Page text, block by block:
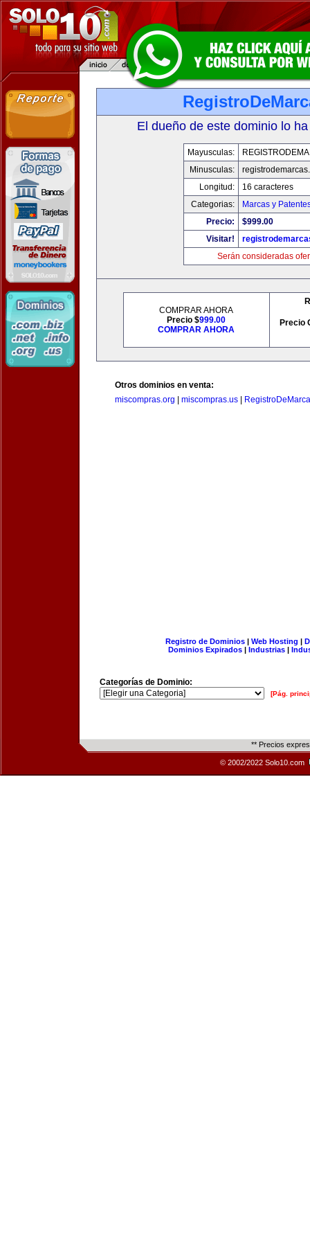
El dueño de este dominio lo
Mayusculas:
Minusculas:
Longitud:
16 caracteres
Categorias:
Marcas y
Precio:
$999.00
Visitar!
Serán consideradas
COMPRAR AHORA
Precio $999.00
COMPRAR AHORA
Precio
Otros dominios en venta:
miscompras.org
miscompras.us
Registro de Dominios| Web Hosting |
Dominios Expirados | Industrias |
Categorías de Dominio:
[Pág.
** Precios
© 2002/2022 Solo10.com